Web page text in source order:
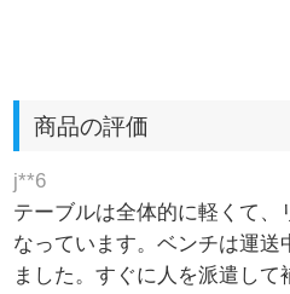
商品の評価
j**6
テーブルは全体的に軽くて、
なっています。ベンチは運送
ました。すぐに人を派遣して